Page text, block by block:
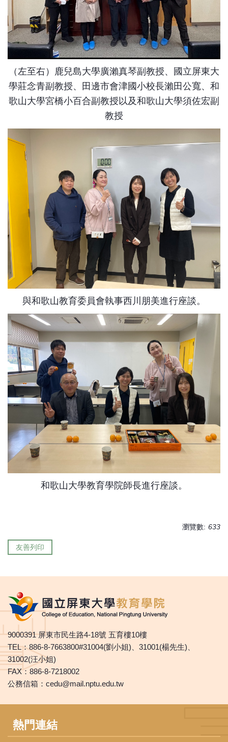
（左至右）鹿兒島大學廣瀨真琴副教授、國立屏東大
學莊念青副教授、田邊市會津國小校長瀨田公寬、和
歌山大學宮橋小百合副教授以及和歌山大學須佐宏副
教授
與和歌山教育委員會執事西川朋美進行座談。
和歌山大學教育學院師長進行座談。
瀏覽數: 633
友善列印
9000391 屏東市民生路4-18號 五育樓10樓
TEL：886-8-7663800#31004(劉小姐)、31001(楊先生)、
31002(汪小姐)
FAX：886-8-7218002
公務信箱：cedu@mail.nptu.edu.tw
熱門連結